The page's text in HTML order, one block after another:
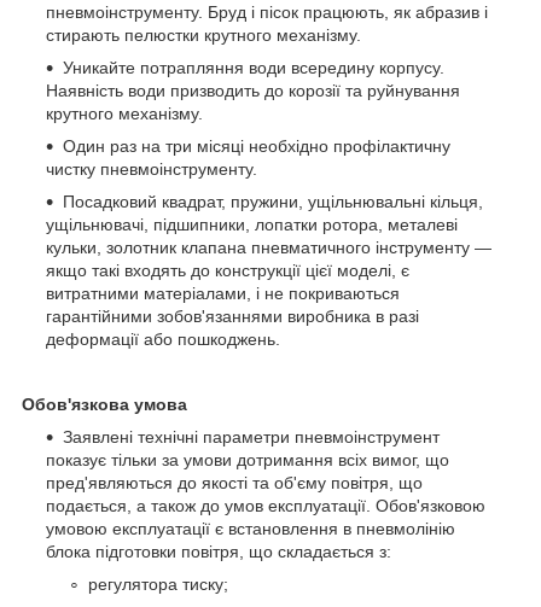
пневмоінструменту. Бруд і пісок працюють, як абразив і
стирають пелюстки крутного механізму.
Уникайте потрапляння води всередину корпусу.
Наявність води призводить до корозії та руйнування
крутного механізму.
Один раз на три місяці необхідно профілактичну
чистку пневмоінструменту.
Посадковий квадрат, пружини, ущільнювальні кільця,
ущільнювачі, підшипники, лопатки ротора, металеві
кульки, золотник клапана пневматичного інструменту —
якщо такі входять до конструкції цієї моделі, є
витратними матеріалами, і не покриваються
гарантійними зобов'язаннями виробника в разі
деформації або пошкоджень.
Обов'язкова умова
Заявлені технічні параметри пневмоінструмент
показує тільки за умови дотримання всіх вимог, що
пред'являються до якості та об'єму повітря, що
подається, а також до умов експлуатації. Обов'язковою
умовою експлуатації є встановлення в пневмолінію
блока підготовки повітря, що складається з:
регулятора тиску;